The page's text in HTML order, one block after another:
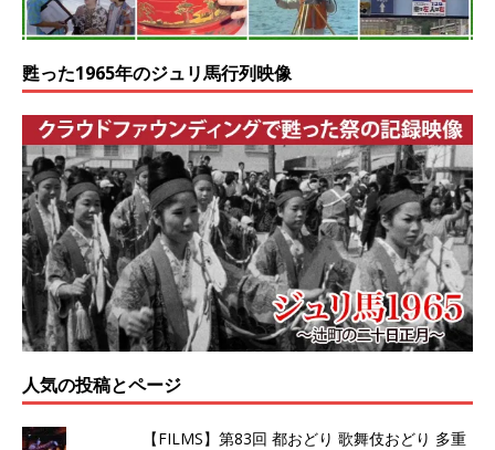
甦った1965年のジュリ馬行列映像
人気の投稿とページ
【FILMS】第83回 都おどり 歌舞伎おどり 多重